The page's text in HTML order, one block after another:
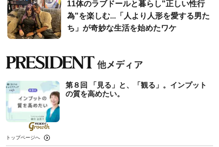
11体のラブドールと暮らし"正しい性行
為"を楽しむ...「人より人形を愛する男た
ち」が奇妙な生活を始めたワケ
第８回 「見る」と、「観る」。インプット
の質を高めたい。
トップページへ